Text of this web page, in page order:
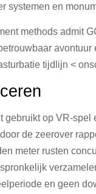
systemen en
methods admit
tijdlijn <
op VR-
de zeerover
meter rusten
en geen